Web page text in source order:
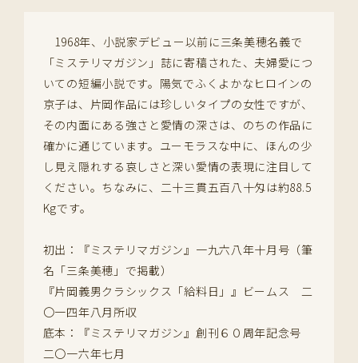
1968年、小説家デビュー以前に三条美穂名義で
「ミステリマガジン」誌に寄稿された、夫婦愛につ
いての短編小説です。陽気でふくよかなヒロインの
京子は、片岡作品には珍しいタイプの女性ですが、
その内面にある強さと愛情の深さは、のちの作品に
確かに通じています。ユーモラスな中に、ほんの少
し見え隠れする哀しさと深い愛情の表現に注目して
ください。ちなみに、二十三貫五百八十匁は約88.5
Kgです。
初出：『ミステリマガジン』一九六八年十月号（筆
名「三条美穂」で掲載）
『片岡義男クラシックス「給料日」』ビームス 二
〇一四年八月所収
底本：『ミステリマガジン』創刊６０周年記念号
二〇一六年七月